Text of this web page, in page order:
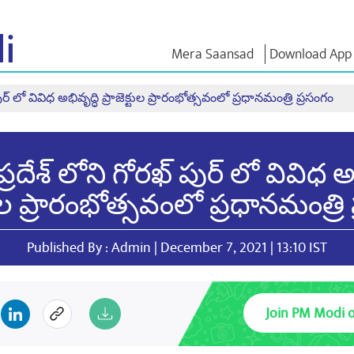
Mera Saansad Download App
పరిపాలన
పరిపాలనా
ప్రపంచ గుర్తింపు
ఇన్ఫోగ్రాఫిక్స్
ఇన్సైట్స్
కేటగిరీలు
NaMo Merchandise
Motherhood
అంతర్జాతీయం
Kashi Vikas Yatra
ఎన్ఎం
వ్యాఖ్యలు
ఉపన్యాసాల
మూలపాఠం
బ్లాగ్
లో వివిధ అభివృద్ధి ప్రాజెక్టుల ప్రారంభోత్సవంలో ప్రధానమంత్రి ప్రసంగం
లోని గోరఖ్ పుర్ లో వివిధ
ప్రారంభోత్సవంలో ప్రధానమంత్రి
Published By : Admin | December 7, 2021 | 13:10 IST
Join PM Modi